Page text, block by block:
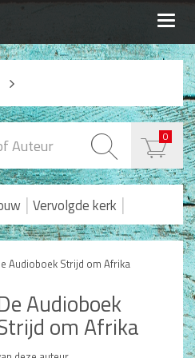
0
| Vervolgde kerk |
Audioboek Strijd om Afrika
Audioboek
om Afrika